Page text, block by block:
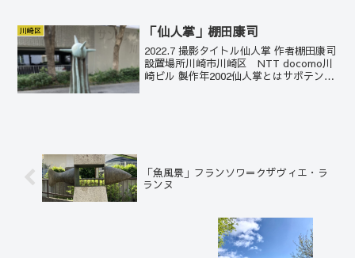
川崎区 「仙人掌」棚田康司
2022.7 撮影タイトル仙人掌 作者棚田康司
設置場所川崎市川崎区 NTT docomo川
崎ビル 製作年2002仙人掌とはサボテンの
「魚風景」フランソワ＝クザヴィエ・ラ
ランヌ